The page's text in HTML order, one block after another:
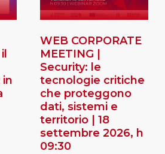
in
WEB CORPORATE
MEETING |
Security: le
tecnologie critiche
che proteggono
dati, sistemi e
territorio | 18
settembre 2026, h
09:30